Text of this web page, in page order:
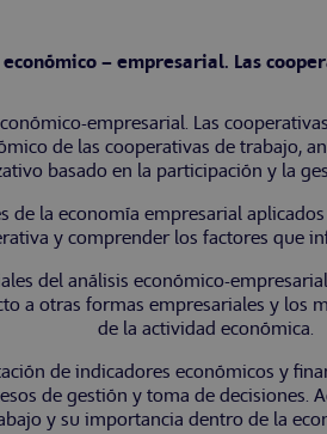
– empresarial. Las
empresarial. Las
de las cooperativas de trabajo,
basado en la participación y la
de la economía empresarial
y comprender los factores que
del análisis económico-
a otras formas empresariales y los
de la actividad económica.
de indicadores económicos y
de gestión y toma de decisiones.
y su importancia dentro de la